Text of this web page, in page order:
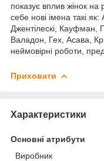
показує вплив жінок на
себе нові імена такі
Джентілескі, Кауфман,
Валадон, Гех, Асава,
неймовірні роботи,
Приховати
Характеристики
Основні атрибути
Виробник